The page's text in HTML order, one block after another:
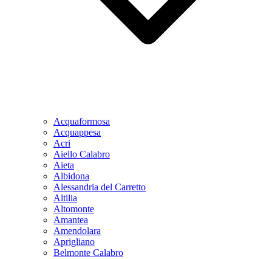
Acquaformosa
Acquappesa
Acri
Aiello Calabro
Aieta
Albidona
Alessandria del Carretto
Altilia
Altomonte
Amantea
Amendolara
Aprigliano
Belmonte Calabro